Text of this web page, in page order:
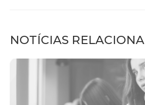
NOTÍCIAS